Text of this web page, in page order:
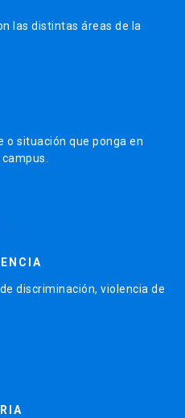
las distintas áreas de la
o situación que ponga en
discriminación, violencia de